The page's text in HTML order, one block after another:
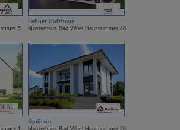
5
Lehner Holzhaus
Musterhaus Bad Vilbel Hausnummer 46
Optihaus